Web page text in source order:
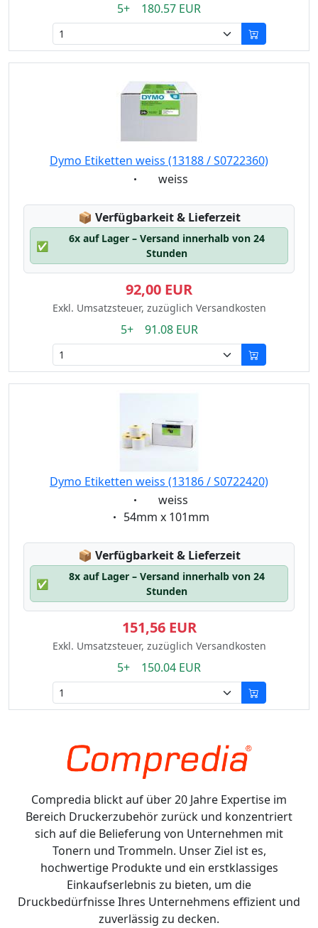
5+ 180.57 EUR
Dymo Etiketten weiss (13188 / S0722360)
Eigenschaft:
weiss
📦 Lagerstatus:
Verfügbarkeit & Lieferzeit
✅
6x auf Lager – Versand innerhalb von 24
Stunden
92,00 EUR
Exkl. Umsatzsteuer, zuzüglich Versandkosten
5+ 91.08 EUR
Dymo Etiketten weiss (13186 / S0722420)
Eigenschaft:
weiss
Eigenschaft:
54mm x 101mm
📦 Lagerstatus:
Verfügbarkeit & Lieferzeit
✅
8x auf Lager – Versand innerhalb von 24
Stunden
151,56 EUR
Exkl. Umsatzsteuer, zuzüglich Versandkosten
5+ 150.04 EUR
Compredia blickt auf über 20 Jahre Expertise im
Bereich Druckerzubehör zurück und konzentriert
sich auf die Belieferung von Unternehmen mit
Tonern und Trommeln. Unser Ziel ist es,
hochwertige Produkte und ein erstklassiges
Einkaufserlebnis zu bieten, um die
Druckbedürfnisse Ihres Unternehmens effizient und
zuverlässig zu decken.